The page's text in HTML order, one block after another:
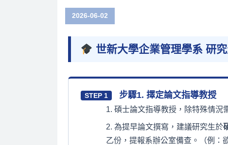
2026-06-02
世新大學企業管理學系 研
STEP 1 步驟1. 擇定論文指導教授
碩士論文指導教授，除特殊情況
為提早論文撰寫，建議研究生於
乙份，提報系辦公室備查。（例：